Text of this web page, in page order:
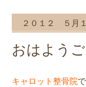
２０１２ ５月
おはよう
キャロット整骨院